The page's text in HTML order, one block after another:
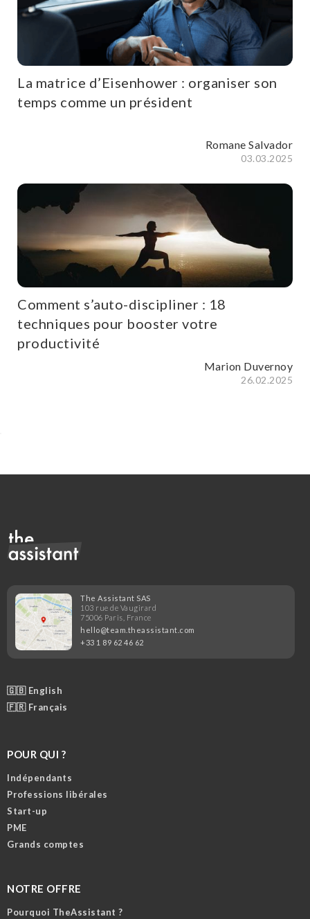
La matrice d’Eisenhower : organiser son
temps comme un président
Romane Salvador
03.03.2025
Comment s’auto-discipliner : 18
techniques pour booster votre
productivité
Marion Duvernoy
26.02.2025
The Assistant SAS
103 rue de Vaugirard
75006 Paris, France
hello@team.theassistant.com
+33 1 89 62 46 62
🇬🇧 English
🇫🇷 Français
POUR QUI ?
Indépendants
Professions libérales
Start-up
PME
Grands comptes
NOTRE OFFRE
Pourquoi TheAssistant ?